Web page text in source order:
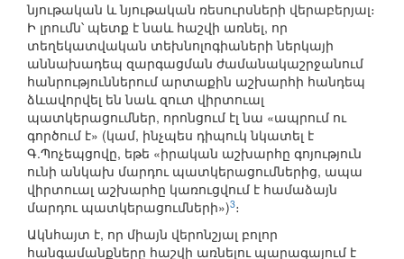
նյութական և նյութական ռեսուրսների վերաբերյալ։
Ի լրումն՝ պետք է նաև հաշվի առնել, որ
տեղեկատվական տեխնոլոգիաների ներկայի
աննախադեպ զարգացման ժամանակաշրջանում
հանրություններում արտաքին աշխարհի հանդեպ
ձևավորվել են նաև զուտ վիրտուալ
պատկերացումներ, որոնցում էլ նա «ապրում ու
գործում է» (կամ, ինչպես դիպուկ նկատել է
Գ.Պոչեպցովը, եթե «իրական աշխարհը գոյություն
ունի անկախ մարդու պատկերացումներից, ապա
վիրտուալ աշխարհը կառուցվում է համաձայն
մարդու պատկերացումների»)3։
Ակնհայտ է, որ միայն վերոնշյալ բոլոր
հանգամանքները հաշվի առնելու պարագայում է